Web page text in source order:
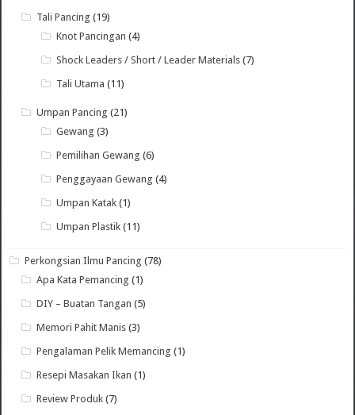
Tali Pancing (19)
Knot Pancingan (4)
Shock Leaders / Short / Leader Materials (7)
Tali Utama (11)
Umpan Pancing (21)
Gewang (3)
Pemilihan Gewang (6)
Penggayaan Gewang (4)
Umpan Katak (1)
Umpan Plastik (11)
Perkongsian Ilmu Pancing (78)
Apa Kata Pemancing (1)
DIY – Buatan Tangan (5)
Memori Pahit Manis (3)
Pengalaman Pelik Memancing (1)
Resepi Masakan Ikan (1)
Review Produk (7)